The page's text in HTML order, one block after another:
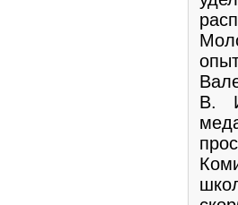
В.